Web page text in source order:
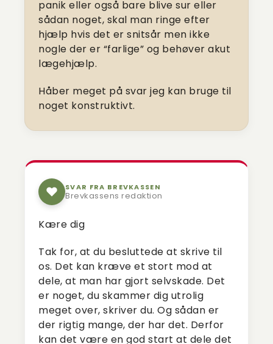
panik eller også bare blive sur eller
sådan noget, skal man ringe efter
hjælp hvis det er snitsår men ikke
nogle der er “farlige” og behøver akut
lægehjælp.
Håber meget på svar jeg kan bruge til
noget konstruktivt.
SVAR FRA BREVKASSEN
Brevkassens redaktion
Kære dig
Tak for, at du besluttede at skrive til
os. Det kan kræve et stort mod at
dele, at man har gjort selvskade. Det
er noget, du skammer dig utrolig
meget over, skriver du. Og sådan er
der rigtig mange, der har det. Derfor
kan det være en god start at dele det